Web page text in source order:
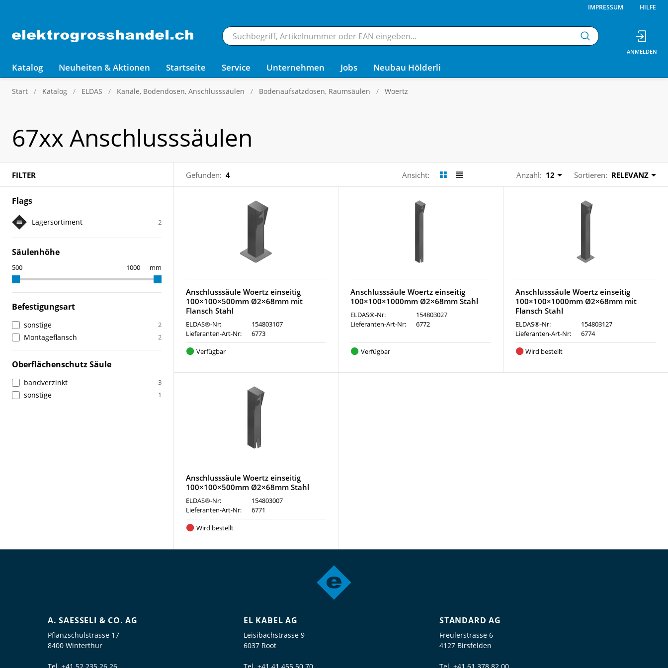
IMPRESSUM HILFE
Katalog Neuheiten & Aktionen Startseite Service Unternehmen Jobs Neubau Hölderli
Start Katalog ELDAS Kanäle, Bodendosen, Anschlusssäulen Bodenaufsatzdosen, Raumsäulen Woertz
67xx Anschlusssäulen
FILTER Gefunden: 4 Ansicht: Anzahl: 12 Sortieren: RELEVANZ
Flags
Lagersortiment 2
Säulenhöhe
mm
Befestigungsart
sonstige 2
Montageflansch 2
Oberflächenschutz Säule
bandverzinkt 3
sonstige 1
Anschlusssäule Woertz einseitig
100×100×500mm Ø2×68mm mit
Flansch Stahl
ELDAS®-Nr:
154803107
Lieferanten-Art-Nr:
6773
Verfügbar
Anschlusssäule Woertz einseitig
100×100×1000mm Ø2×68mm Stahl
ELDAS®-Nr:
154803027
Lieferanten-Art-Nr:
6772
Verfügbar
Anschlusssäule Woertz einseitig
100×100×1000mm Ø2×68mm mit
Flansch Stahl
ELDAS®-Nr:
154803127
Lieferanten-Art-Nr:
6774
Wird bestellt
Anschlusssäule Woertz einseitig
100×100×500mm Ø2×68mm Stahl
ELDAS®-Nr:
154803007
Lieferanten-Art-Nr:
6771
Wird bestellt
A. SAESSELI & CO. AG
Pflanzschulstrasse 17
8400 Winterthur
EL KABEL AG
Leisibachstrasse 9
6037 Root
STANDARD AG
Freulerstrasse 6
4127 Birsfelden